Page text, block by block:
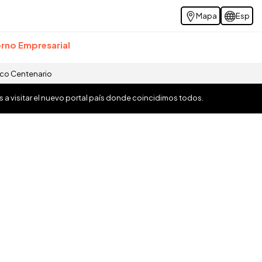
Mapa Esp
Empresarial
Centenario
a visitar el nuevo portal país donde coincidimos todos.